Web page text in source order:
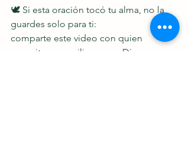
🕊️ Si esta oración tocó tu alma, no la
guardes solo para ti:
comparte este video con quien
necesite reconciliarse con Dios.